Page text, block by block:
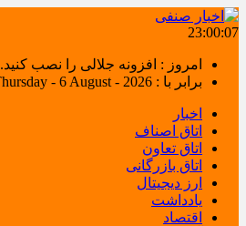
23:00:08
امروز : افزونه جلالی را نصب کنید.
برابر با : Thursday - 6 August - 2026
اخبار
اتاق اصناف
اتاق تعاون
اتاق بازرگانی
ارز دیجیتال
یادداشت
اقتصاد